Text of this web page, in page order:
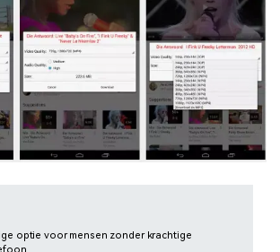
optie voor mensen zonder krachtige